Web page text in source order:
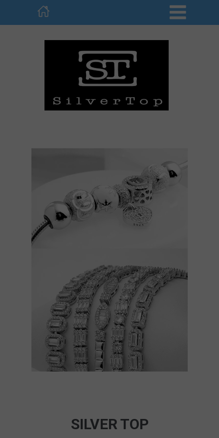
SILVER TOP